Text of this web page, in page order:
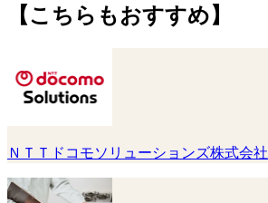
【こちらもおすすめ】
ＮＴＴドコモソリューションズ株式会社